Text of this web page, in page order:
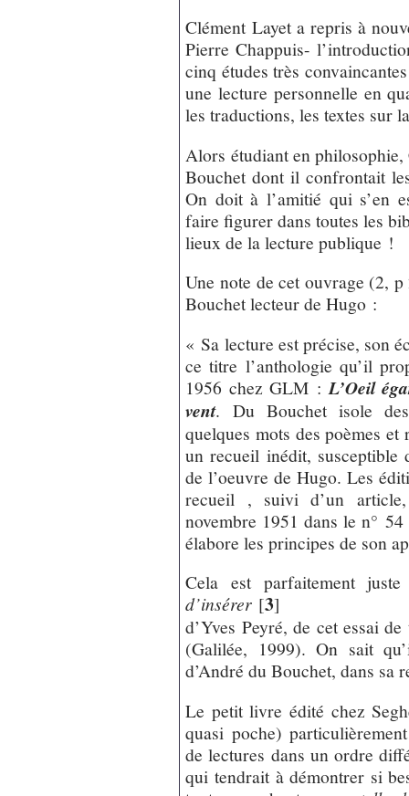
Clément Layet a repris à
Pierre Chappuis-
cinq études très
une lecture personnelle en
les traductions, les textes sur
Alors étudiant en
Bouchet dont il confrontait
On doit à l’amitié qui s’en
faire figurer dans toutes les
lieux de la lecture publique !
Une note de cet ouvrage (2,
Bouchet lecteur de Hugo :
« Sa lecture est précise, son
ce titre l’anthologie qu’il
1956 chez GLM : L’Oeil
vent. Du Bouchet isole
quelques mots des poèmes
un recueil inédit, susceptible
de l’oeuvre de Hugo. Les
recueil , suivi d’un
novembre 1951 dans le n°
élabore les principes de son
Cela est parfaitement
d’insérer [3]
d’Yves Peyré, de cet essai
(Galilée, 1999). On sait
d’André du Bouchet, dans sa
Le petit livre édité chez
quasi poche)
de lectures dans un ordre
qui tendrait à démontrer si